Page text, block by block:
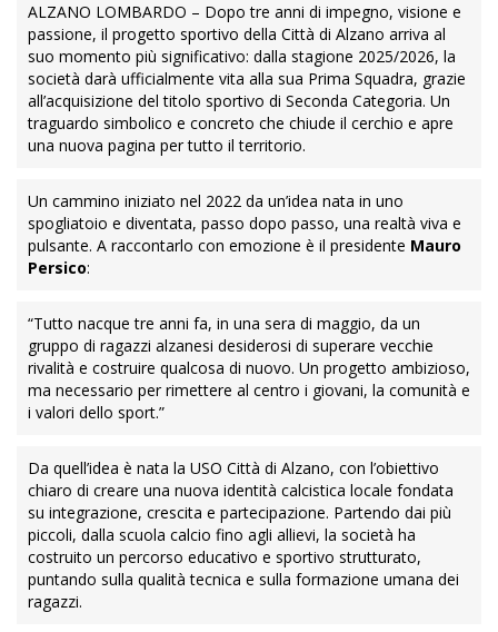
ALZANO LOMBARDO – Dopo tre anni di impegno, visione e
passione, il progetto sportivo della Città di Alzano arriva al
suo momento più significativo: dalla stagione 2025/2026, la
società darà ufficialmente vita alla sua Prima Squadra, grazie
all’acquisizione del titolo sportivo di Seconda Categoria. Un
traguardo simbolico e concreto che chiude il cerchio e apre
una nuova pagina per tutto il territorio.
Un cammino iniziato nel 2022 da un’idea nata in uno
spogliatoio e diventata, passo dopo passo, una realtà viva e
pulsante. A raccontarlo con emozione è il presidente Mauro
Persico:
“Tutto nacque tre anni fa, in una sera di maggio, da un
gruppo di ragazzi alzanesi desiderosi di superare vecchie
rivalità e costruire qualcosa di nuovo. Un progetto ambizioso,
ma necessario per rimettere al centro i giovani, la comunità e
i valori dello sport.”
Da quell’idea è nata la USO Città di Alzano, con l’obiettivo
chiaro di creare una nuova identità calcistica locale fondata
su integrazione, crescita e partecipazione. Partendo dai più
piccoli, dalla scuola calcio fino agli allievi, la società ha
costruito un percorso educativo e sportivo strutturato,
puntando sulla qualità tecnica e sulla formazione umana dei
ragazzi.